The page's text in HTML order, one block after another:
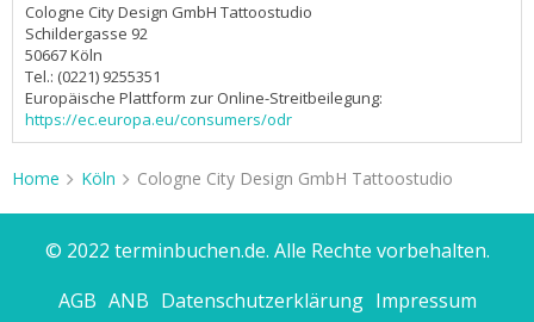
Cologne City Design GmbH Tattoostudio
Schildergasse 92
50667 Köln
Tel.: (0221) 9255351
Europäische Plattform zur Online-Streitbeilegung:
https://ec.europa.eu/consumers/odr
Home Köln Cologne City Design GmbH Tattoostudio
© 2022 terminbuchen.de. Alle Rechte vorbehalten.
AGB ANB Datenschutzerklärung Impressum